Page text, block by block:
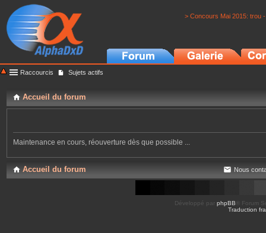
> Concours Mai 2015: trou
Raccourcis Sujets actifs
Accueil du forum
Maintenance en cours, réouverture dès que possible ...
Accueil du forum Nous
Développé par phpBB ® Forum
Traduction